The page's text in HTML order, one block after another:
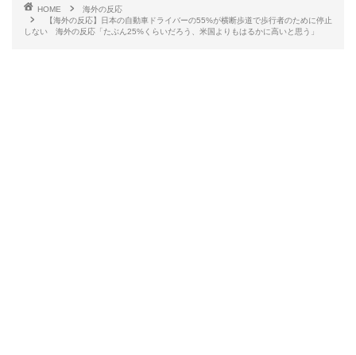
HOME
海外の反応
【海外の反応】日本の自動車ドライバーの55%が横断歩道で歩行者のために停止
しない 海外の反応「たぶん25%くらいだろう、米国よりもはるかに高いと思う」